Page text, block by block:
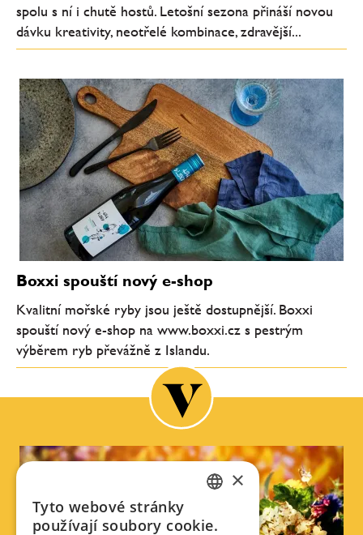
spolu s ní i chutě hostů. Letošní sezona přináší novou
dávku kreativity, neotřelé kombinace, zdravější...
Boxxi spouští nový e-shop
Kvalitní mořské ryby jsou ještě dostupnější. Boxxi
spouští nový e-shop na www.boxxi.cz s pestrým
výběrem ryb převážně z Islandu.
×
Tyto webové stránky
používají soubory cookie.